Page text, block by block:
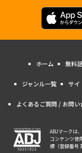
ホーム 無料
ジャンル一覧 サイ
よくあるご質問 / お問い
ABJマークは
コンテンツ使
標（登録番号